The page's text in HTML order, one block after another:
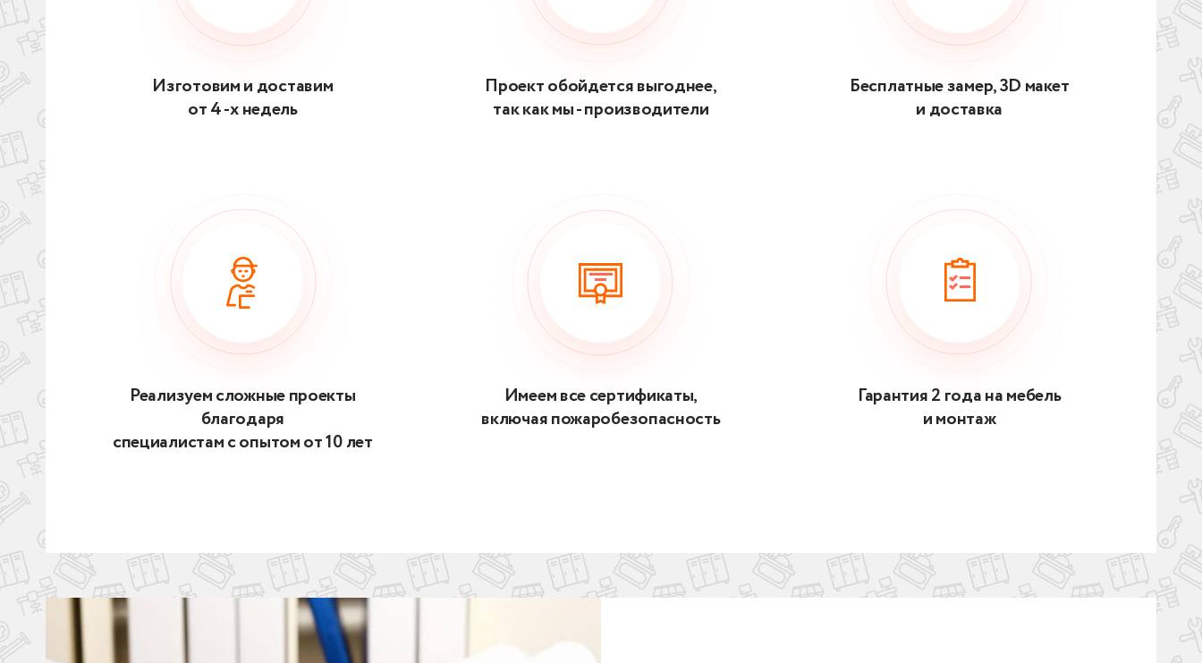
Изготовим и доставим
от 4 -х недель
Проект обойдется выгоднее,
так как мы - производители
Бесплатные замер, 3D макет
и доставка
Реализуем сложные проекты
благодаря
специалистам с опытом от 10 лет
Имеем все сертификаты,
включая пожаробезопасность
Гарантия 2 года на мебель
и монтаж